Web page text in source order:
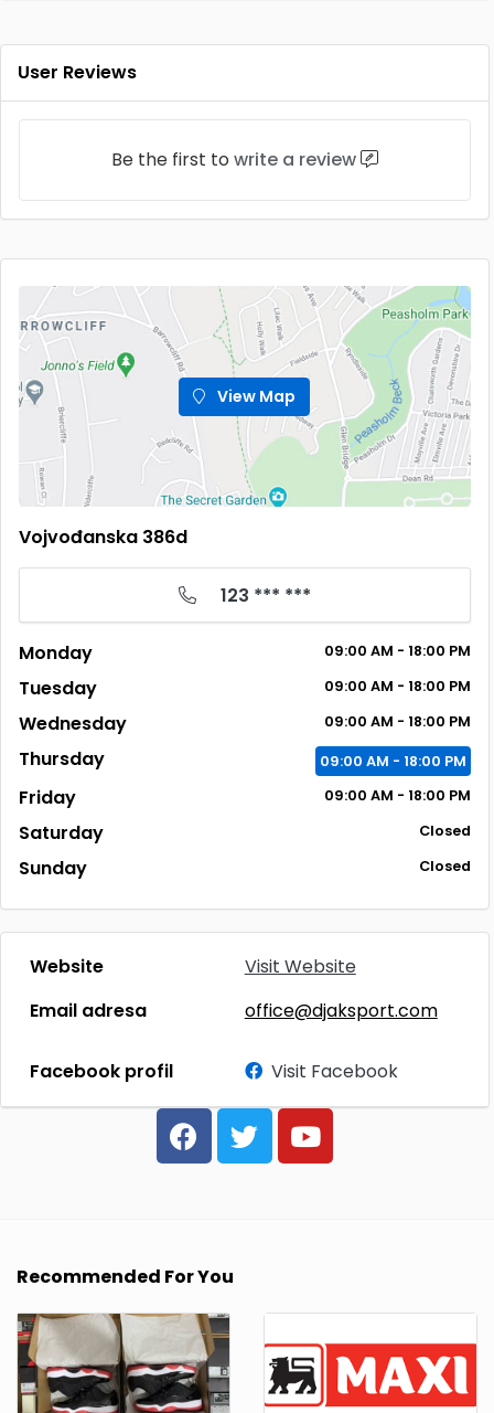
User Reviews
Be the first to write a review
View Map
Vojvođanska 386d
123 *** ***
Monday 09:00 AM - 18:00 PM
Tuesday 09:00 AM - 18:00 PM
Wednesday 09:00 AM - 18:00 PM
Thursday 09:00 AM - 18:00 PM
Friday 09:00 AM - 18:00 PM
Saturday Closed
Sunday Closed
Website
Visit Website
Email adresa
office@djaksport.com
Facebook profil Visit Facebook
Recommended For You